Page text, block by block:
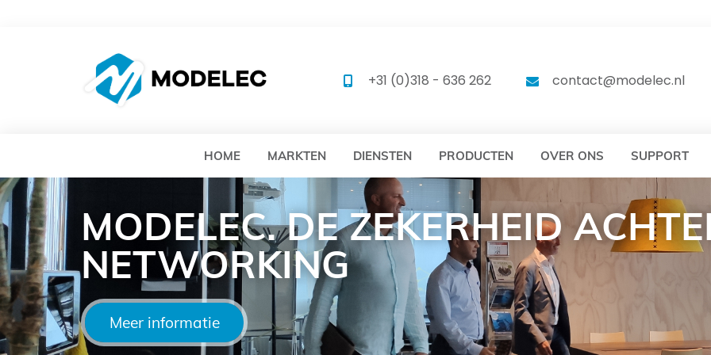
MODELEC MODELEC
+31 (0)318 - 636 262 contact@modelec.nl
HOME MARKTEN DIENSTEN PRODUCTEN OVER ONS SUPPORT
MODELEC. DE ZEKERHEID
NETWORKING
Meer informatie